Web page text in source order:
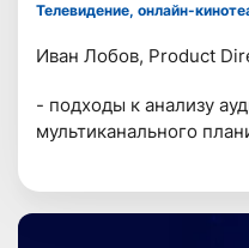
Телевидение, онлайн-
Иван Лобов, Product
- подходы к анализу
мультиканального